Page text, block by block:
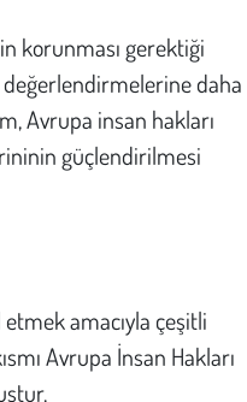
korunması gerektiği
daha
Avrupa insan hakları
güçlendirilmesi
amacıyla çeşitli
Avrupa İnsan Hakları